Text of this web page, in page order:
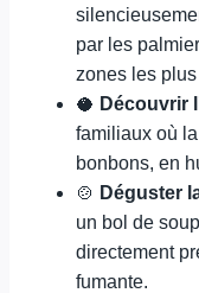
par les
zones les
🥥 Découvrir
familiaux où
bonbons, en
🍲 Déguster
un bol de
directement
fumante.